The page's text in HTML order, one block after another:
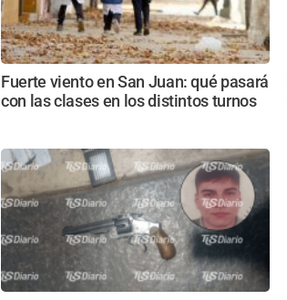
Fuerte viento en San Juan: qué pasará
con las clases en los distintos turnos